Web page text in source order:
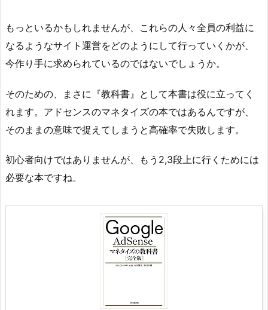
もっといるかもしれませんが、これらの人々全員の利益に
なるようなサイト運営をどのようにして行っていくかが、
今作り手に求められているのではないでしょうか。
そのための、まさに『教科書』として本書は役に立ってく
れます。アドセンスのマネタイズの本ではあるんですが、
そのままの意味で捉えてしまうと高確率で失敗します。
初心者向けではありませんが、もう2,3段上に行くためには
必要な本ですね。